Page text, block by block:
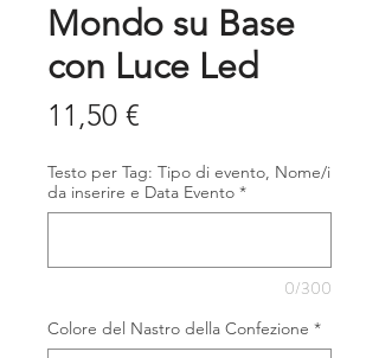
Mondo su Base
con Luce Led
11,50 €
Testo per Tag: Tipo di evento, Nome/i
da inserire e Data Evento *
0/300
Colore del Nastro della Confezione *